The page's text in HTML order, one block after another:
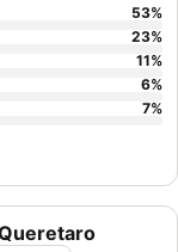
53%
23%
11%
6%
7%